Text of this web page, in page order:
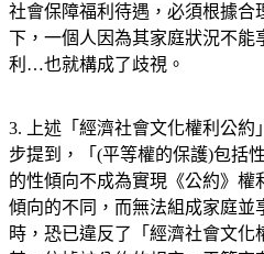
社會保障福利待遇，必須根據合
下，一個人因為其家庭狀況不能
利…也就構成了歧視。
3. 上述「經濟社會文化權利公約
步提到，「(平等權的保護)包括
的性傾向不成為實現《公約》權
傾向的不同，而無法組成家庭並
時，恐已違反了「經濟社會文